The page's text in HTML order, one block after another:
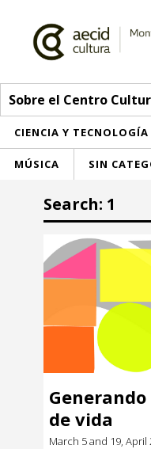
Sobre el Centro
CIENCIA Y TECNOLOGÍA
MÚSICA SIN
Sobre el Centro
Red AECID
Equipo
Visítanos
> Go to Actividades
Inscriptions
Participa
Buzón de sugerencias
Convocatorias
> Go to
Convocatorias CCE
Convocatorias
Sala de Prensa
CCE Medios
Mediateca
> Go to Mediateca
Ciencia y Tecnología
Search: 1
de vida
March 5 and 19, April